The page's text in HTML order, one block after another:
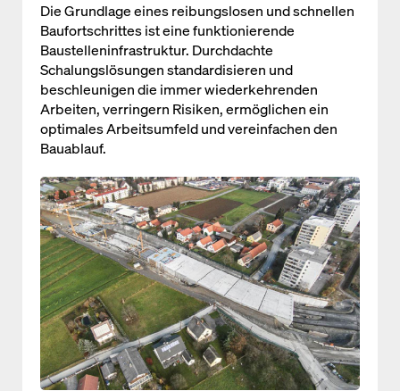
Die Grundlage eines reibungslosen und schnellen
Baufortschrittes ist eine funktionierende
Baustelleninfrastruktur. Durchdachte
Schalungslösungen standardisieren und
beschleunigen die immer wiederkehrenden
Arbeiten, verringern Risiken, ermöglichen ein
optimales Arbeitsumfeld und vereinfachen den
Bauablauf.
Open